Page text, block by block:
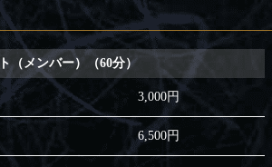
（メンバー）（60分）
3,000円
6,500円